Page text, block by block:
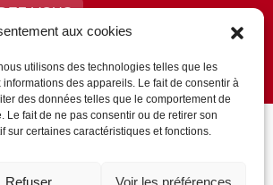
aux cookies
utilisons des technologies telles que les
des appareils. Le fait de consentir à
des données telles que le comportement de
Le fait de ne pas consentir ou de retirer son
sur certaines caractéristiques et fonctions.
Refuser Voir les préférences
VOUS